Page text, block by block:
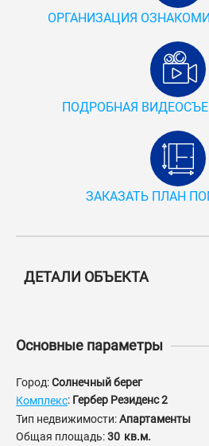
ОРГАНИЗАЦИЯ
ПОДРОБНАЯ
ЗАКАЗАТЬ ПЛАН
ДЕТАЛИ ОБЪЕКТА
Основные параметры
Город:Солнечный берег
Комплекс: Гербер Резиденс 2
Тип недвижимости:Апартаменты
Общая площадь:30 кв.м.